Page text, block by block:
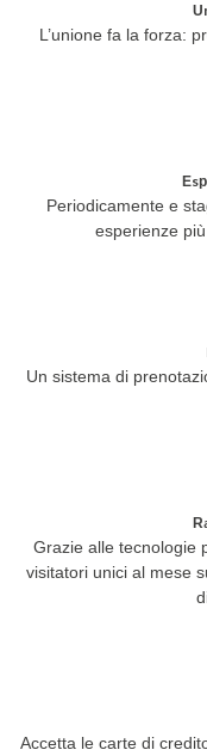
L’unione fa la forza:
Periodicamente e
esperienze
Un sistema di
Grazie alle tecnologie
visitatori unici al mese
Accetta le carte di